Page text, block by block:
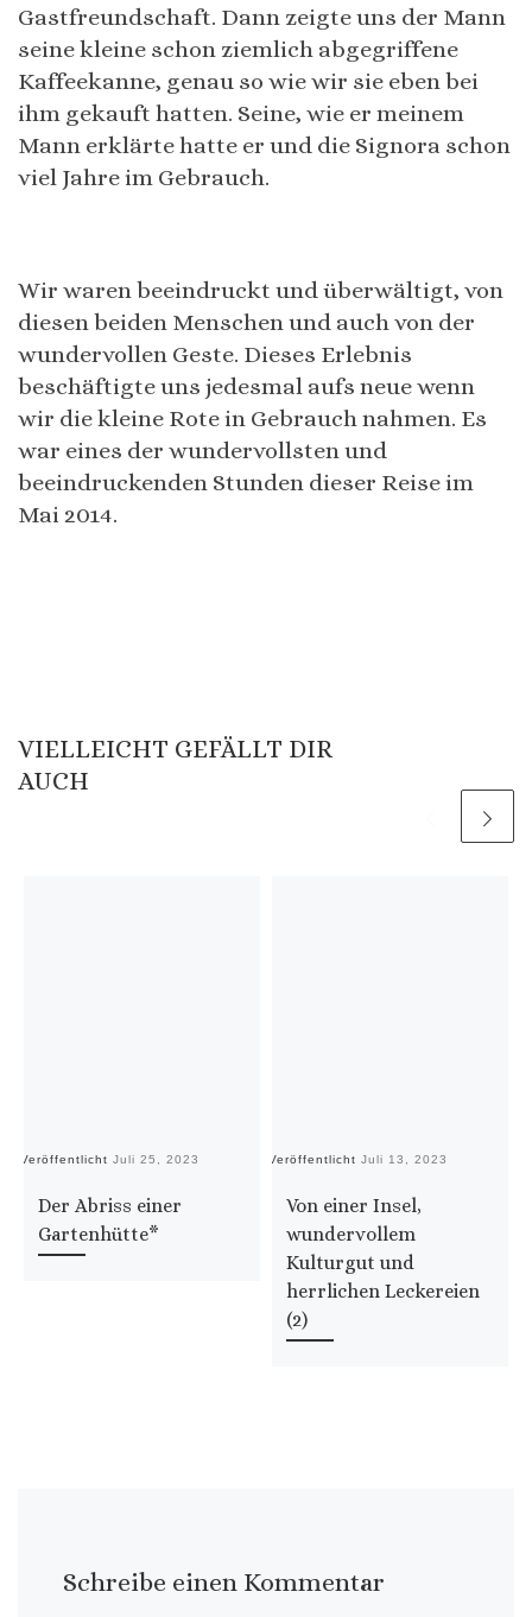
Gastfreundschaft. Dann zeigte uns der Mann
seine kleine schon ziemlich abgegriffene
Kaffeekanne, genau so wie wir sie eben bei
ihm gekauft hatten. Seine, wie er meinem
Mann erklärte hatte er und die Signora schon
viel Jahre im Gebrauch.
Wir waren beeindruckt und überwältigt, von
diesen beiden Menschen und auch von der
wundervollen Geste. Dieses Erlebnis
beschäftigte uns jedesmal aufs neue wenn
wir die kleine Rote in Gebrauch nahmen. Es
war eines der wundervollsten und
beeindruckenden Stunden dieser Reise im
Mai 2014.
VIELLEICHT GEFÄLLT DIR
AUCH
Veröffentlicht Juli 25, 2023
Der Abriss einer
Gartenhütte*
Veröffentlicht Juli 13, 2023
Von einer Insel,
wundervollem
Kulturgut und
herrlichen Leckereien
(2)
Schreibe einen Kommentar